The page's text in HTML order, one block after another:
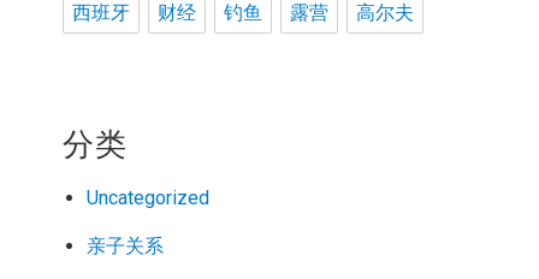
西班牙 财经 钓鱼 露营 高尔夫
分类
Uncategorized
亲子关系